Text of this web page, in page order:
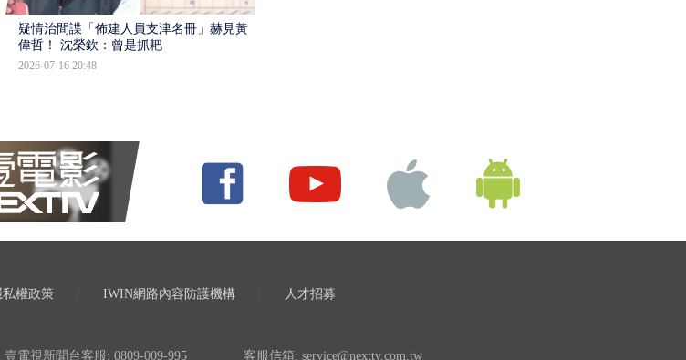
疑情治間諜「佈建人員支津名冊」赫見黃
偉哲！ 沈榮欽：曾是抓耙
2026-07-16 20:48
私權政策 IWIN網路內容防護機構 人才招募
壹電視新聞台客服: 0809-009-995 客服信箱: service@nexttv.com.tw